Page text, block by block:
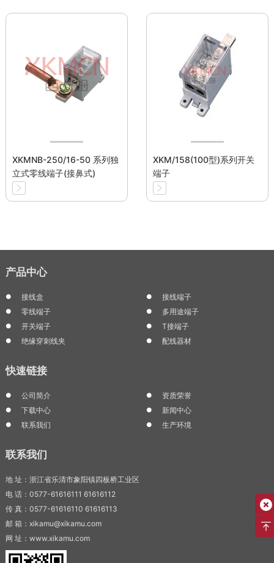
XKMNB-250/16-50 系列独
立式零线端子(接鼻式)
XKM/158(100型)系列开关
端子
产品中心
接线盒
接线端子
零线端子
多用途端子
开关端子
T接端子
绝缘穿刺线夹
配线器材
快速链接
公司简介
资质荣誉
下载中心
新闻中心
联系我们
生产环境
联系我们
地 址：浙江省乐清市象阳镇四板桥工业区
电 话：0577-61616111 61616112
传 真：0577-61616110 61616113
邮 箱：xikamu@xikamu.com
网 址：www.xikamu.com